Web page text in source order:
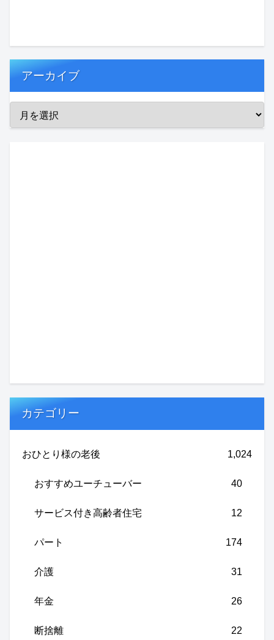
アーカイブ
カテゴリー
おひとり様の老後 1,024
おすすめユーチューバー 40
サービス付き高齢者住宅 12
パート 174
介護 31
年金 26
断捨離 22